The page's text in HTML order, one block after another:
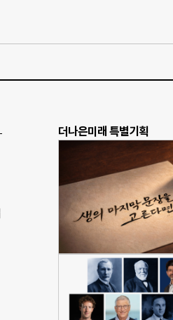
더나은미래 특별기획